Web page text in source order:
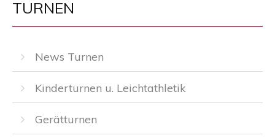
Login
TURNEN
News Turnen
Kinderturnen u. Leichtathletik
Gerätturnen